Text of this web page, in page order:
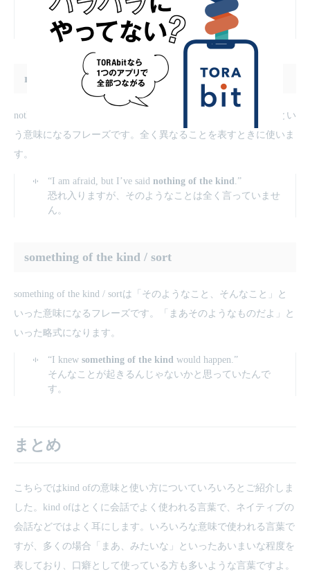
“I’ve never met someone like her . She isone of a kind
彼女みたいな人に会ったことがない。彼女は唯一無二
のひとだ。
nothing of the kind / sort
​nothing of the kind / sortは「かけはなれた、全然べつのもの」とい
う意味になるフレーズです。全く異なることを表すときに使いま
す。
“I am afraid, but I’ve said nothing of the kind.”
恐れ入りますが、そのようなことは全く言っていませ
ん。
something of the kind / sort
​something of the kind / sortは「そのようなこと、そんなこと」と
いった意味になるフレーズです。「まあそのようなものだよ」と
いった略式になります。
“I knew something of the kind would happen.”
そんなことが起きるんじゃないかと思っていたんで
す。
まとめ
こちらではkind ofの意味と使い方についていろいろとご紹介しま
した。kind ofはとくに会話でよく使われる言葉で、ネイティブの
会話などではよく耳にします。いろいろな意味で使われる言葉で
すが、多くの場合「まあ、みたいな」といったあいまいな程度を
表しており、口癖として使っている方も多いような言葉ですよ。